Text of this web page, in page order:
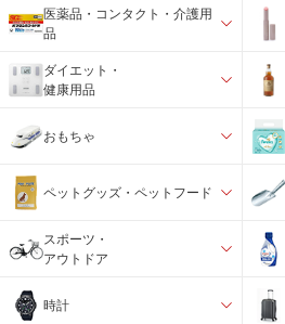
医薬品・コンタクト・介護用
品
ダイエット・
健康用品
おもちゃ
ペットグッズ・ペットフード
スポーツ・
アウトドア
時計